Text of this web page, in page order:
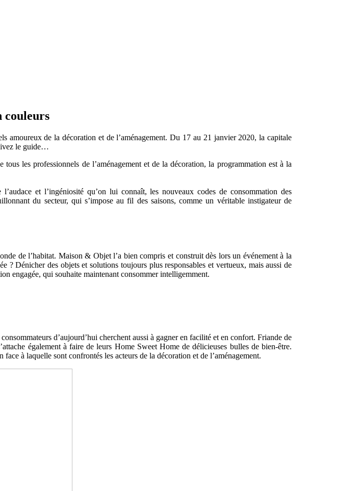
couleurs
amoureux de la décoration et de l’aménagement. Du 17 au 21 janvier 2020, la capitale
le guide…
les professionnels de l’aménagement et de la décoration, la programmation est à la
et l’ingéniosité qu’on lui connaît, les nouveaux codes de consommation des
du secteur, qui s’impose au fil des saisons, comme un véritable instigateur de
de l’habitat. Maison & Objet l’a bien compris et construit dès lors un événement à la
? Dénicher des objets et solutions toujours plus responsables et vertueux, mais aussi de
engagée, qui souhaite maintenant consommer intelligemment.
d’aujourd’hui cherchent aussi à gagner en facilité et en confort. Friande de
également à faire de leurs Home Sweet Home de délicieuses bulles de bien-être.
à laquelle sont confrontés les acteurs de la décoration et de l’aménagement.